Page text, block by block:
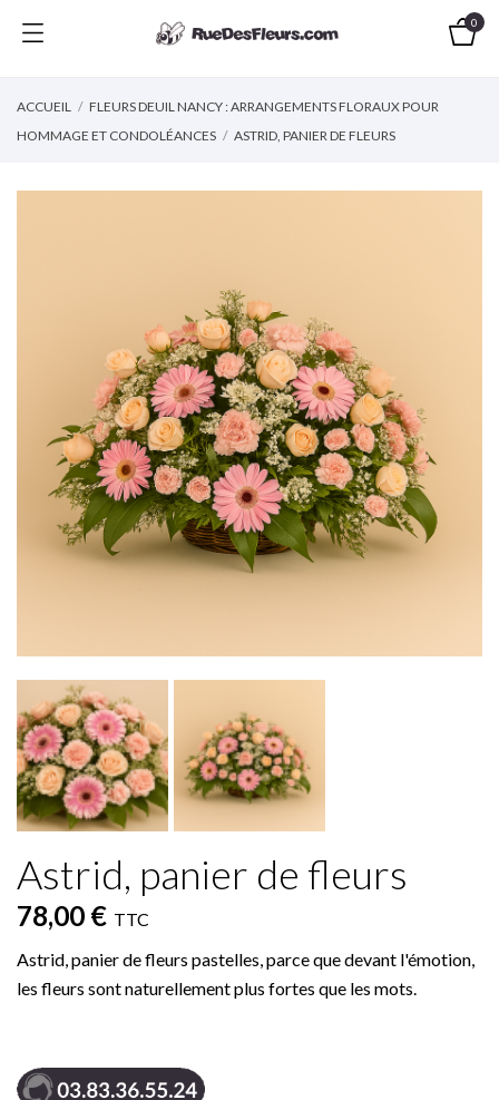
0
ACCUEIL
FLEURS DEUIL NANCY : ARRANGEMENTS FLORAUX POUR
HOMMAGE ET CONDOLÉANCES
ASTRID, PANIER DE FLEURS
Astrid, panier de fleurs
78,00 € TTC
Astrid, panier de fleurs pastelles, parce que devant l'émotion,
les fleurs sont naturellement plus fortes que les mots.